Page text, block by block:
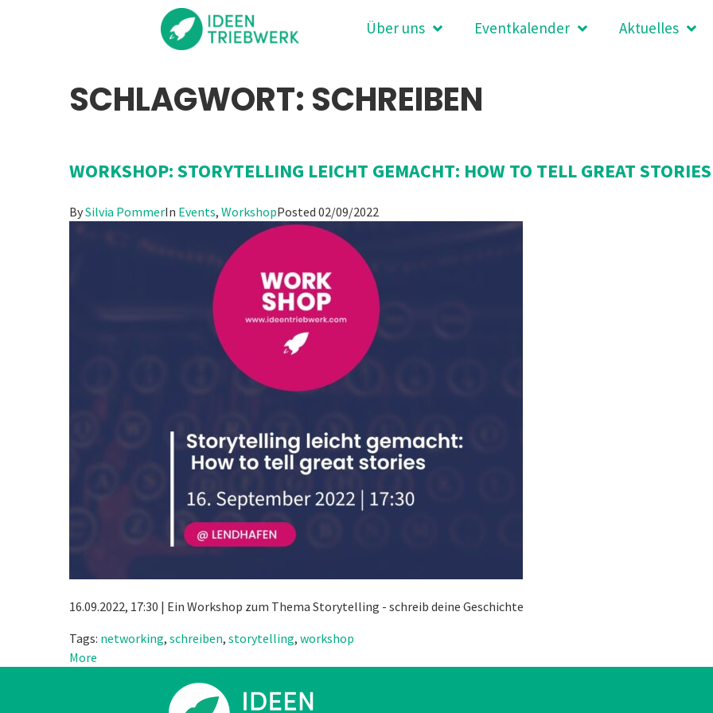
Über uns Eventkalender Aktuelles
SCHLAGWORT: SCHREIBEN
WORKSHOP: STORYTELLING LEICHT GEMACHT: HOW TO TELL GREAT STORIES
BySilvia PommerIn Events, WorkshopPosted 02/09/2022
16.09.2022, 17:30 | Ein Workshop zum Thema Storytelling - schreib deine Geschichte
Tags: networking, schreiben, storytelling, workshop
More